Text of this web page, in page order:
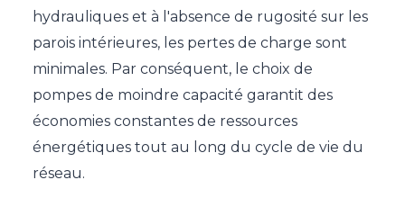
hydrauliques et à l'absence de rugosité sur les
parois intérieures, les pertes de charge sont
minimales. Par conséquent, le choix de
pompes de moindre capacité garantit des
économies constantes de ressources
énergétiques tout au long du cycle de vie du
réseau.